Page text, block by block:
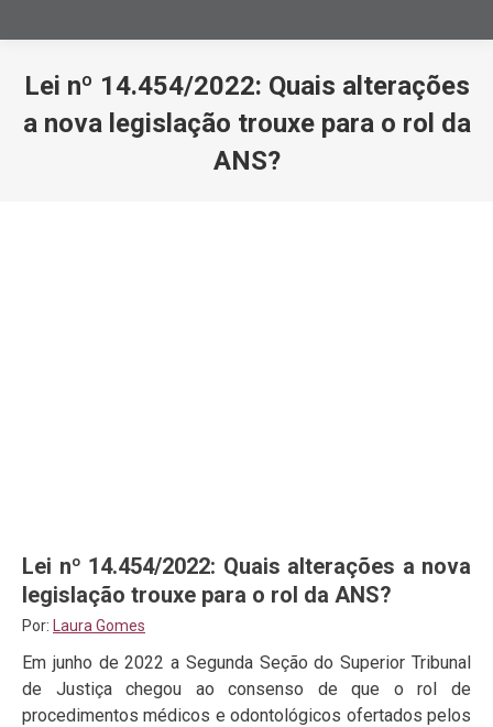
Lei nº 14.454/2022: Quais alterações
a nova legislação trouxe para o rol da
ANS?
Lei nº 14.454/2022: Quais alterações a nova
legislação trouxe para o rol da ANS?
Por: Laura Gomes
Em junho de 2022 a Segunda Seção do Superior Tribunal
de Justiça chegou ao consenso de que o rol de
procedimentos médicos e odontológicos ofertados pelos